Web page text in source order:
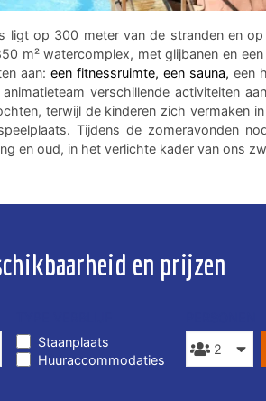
ligt op 300 meter van de stranden en
m² watercomplex, met glijbanen en
aan: een fitnessruimte, een sauna, een
verschillende activiteiten
terwijl de kinderen zich vermaken
Tijdens de zomeravonden
en oud, in het verlichte kader van ons
en prijzen
Staanplaats
Huuraccommodaties